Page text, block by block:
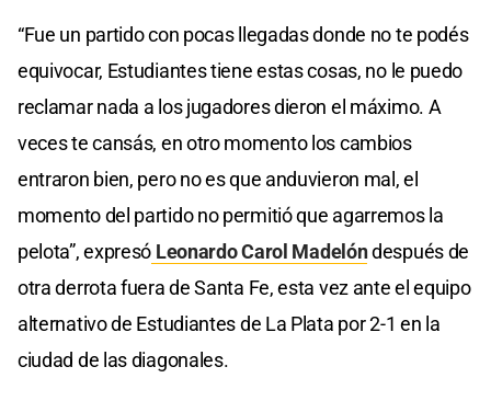
“Fue un partido con pocas llegadas donde no te podés
equivocar, Estudiantes tiene estas cosas, no le puedo
reclamar nada a los jugadores dieron el máximo. A
veces te cansás, en otro momento los cambios
entraron bien, pero no es que anduvieron mal, el
momento del partido no permitió que agarremos la
pelota”, expresó Leonardo Carol Madelóndespués de
otra derrota fuera de Santa Fe, esta vez ante el equipo
alternativo de Estudiantes de La Plata por 2-1 en la
ciudad de las diagonales.